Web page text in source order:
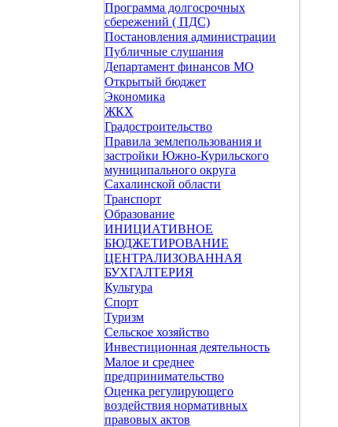
Программа долгосрочных
сбережений ( ПДС)
Постановления администрации
Публичные слушания
Департамент финансов МО
Открытый бюджет
Экономика
ЖКХ
Градостроительство
Правила землепользования и
застройки Южно-Курильского
муниципального округа
Сахалинской области
Транспорт
Образование
ИНИЦИАТИВНОЕ
БЮДЖЕТИРОВАНИЕ
ЦЕНТРАЛИЗОВАННАЯ
БУХГАЛТЕРИЯ
Культура
Спорт
Туризм
Сельское хозяйство
Инвестиционная деятельность
Малое и среднее
предпринимательство
Оценка регулирующего
воздействия нормативных
правовых актов